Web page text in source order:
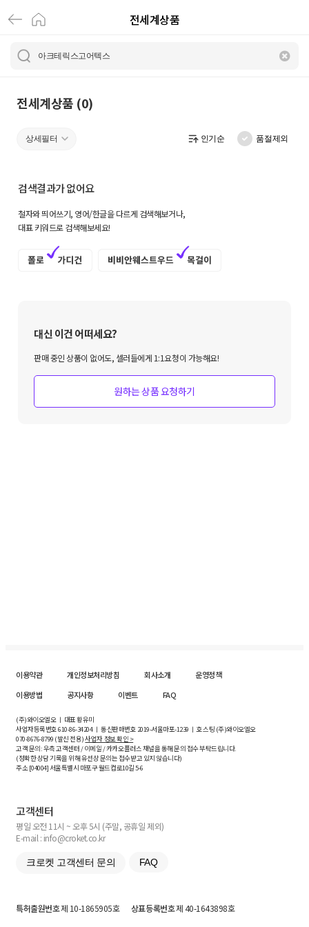
전
세
상
로
켓
전세계상품
전세계상품 (0)
상세필터 인기순 품절제외
검색결과가 없어요
철자와 띄어쓰기, 영어/한글을 다르게 검색해보거나,
대표 키워드로 검색해보세요!
대신 이건 어떠세요?
판매 중인 상품이 없어도, 셀러들에게 1:1요청이 가능해요!
원하는 상품 요청하기
이용약관 개인정보처리방침 회사소개
운영정책
이용방법
공지사항 이벤트 FAQ
(주)와이오엘오 ㅣ 대표 황유미
사업자등록번호610-86-34204ㅣ 통신판매번호 2019-서울마포-1239 ㅣ 호스팅 (주)와이오엘오
070-8676-8799 (발신 전용)사업자 정보 확인 >
고객 문의: 우측 고객센터 / 이메일 / 카카오플러스 채널을 통해 문의 접수 부탁드립니다.
(정확한 상담 기록을 위해 유선상 문의는 접수받고 있지 않습니다)
주소 [04004] 서울특별시 마포구 월드컵로10길5-6
고객센터
평일 오전 11시 ~ 오후 5시 (주말, 공휴일 제외)
E-mail : info@croket.co.kr
크로켓 고객센터 문의 FAQ
특허출원번호제 10-1865905호 상표등록번호제 40-1643898호